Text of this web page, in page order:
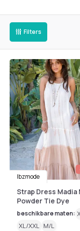
Filters
Ibzmode
Strap Dress Madia
Powder Tie Dye
beschikbare maten:
XL/XXL M/L